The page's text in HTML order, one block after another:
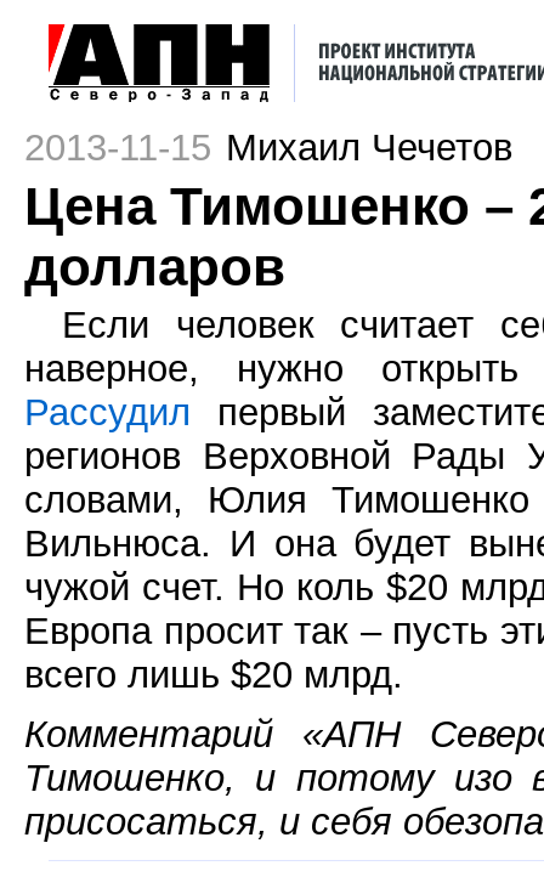
2013-11-15 Михаил Чечетов
Цена Тимошенко –
долларов
Если человек считает
наверное, нужно
Рассудил первый
регионов Верховной
словами, Юлия
Вильнюса. И она будет
чужой счет. Но коль $20
Европа просит так – пусть
всего лишь $20 млрд.
Комментарий «АПН
Тимошенко, и потому изо
присосаться, и себя